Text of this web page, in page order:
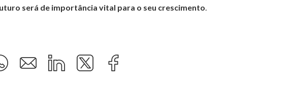
será de importância vital para o seu crescimento